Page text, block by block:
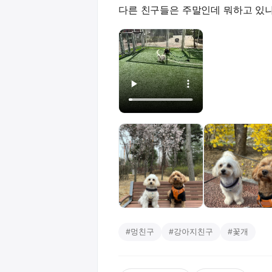
다른 친구들은 주말인데 뭐하고 있
#멍친구 #강아지친구 #꽃개